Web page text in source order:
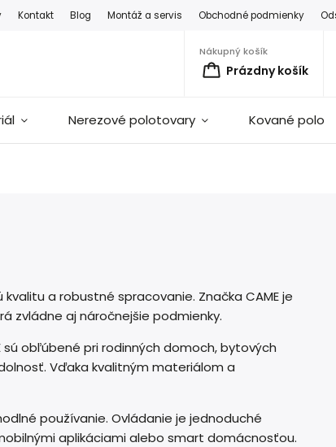
Kontakt Blog Montáž a servis Obchodné podmienky
Nákupný košík
Prázdny košík
Nerezové polotovary Kované
a robustné spracovanie. Značka CAME je
zvládne aj náročnejšie podmienky.
obľúbené pri rodinných domoch, bytových
Vďaka kvalitným materiálom a
používanie. Ovládanie je jednoduché
aplikáciami alebo smart domácnosťou.